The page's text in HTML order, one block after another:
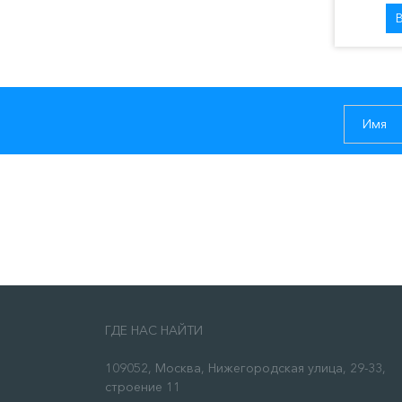
ГДЕ НАС НАЙТИ
109052, Москва, Нижегородская улица, 29-33,
строение 11